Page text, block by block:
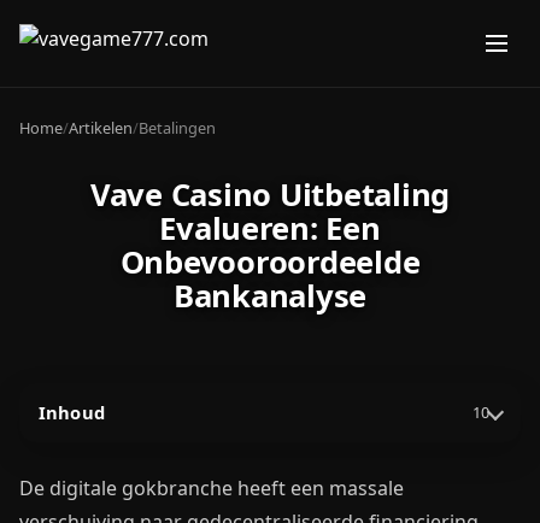
Home/Artikelen/Betalingen
Vave Casino Uitbetaling
Evalueren: Een
Onbevooroordeelde
Bankanalyse
Inhoud 10
De digitale gokbranche heeft een massale